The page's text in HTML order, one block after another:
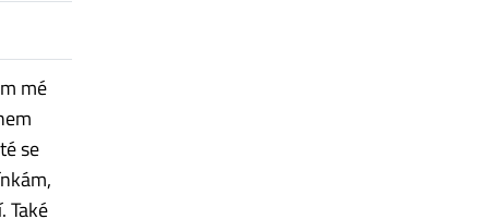
mé
se
Také